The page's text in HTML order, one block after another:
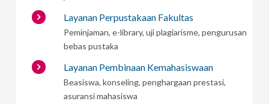
Layanan Perpustakaan Fakultas
Peminjaman, e-library, uji plagiarisme, pengurusan
bebas pustaka
Layanan Pembinaan Kemahasiswaan
Beasiswa, konseling, penghargaan prestasi,
asuransi mahasiswa